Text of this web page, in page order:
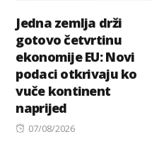
Jedna zemlja drži
gotovo četvrtinu
ekonomije EU: Novi
podaci otkrivaju ko
vuče kontinent
naprijed
Posted
07/08/2026